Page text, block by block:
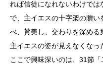
れば信徒になれないわけで
で、主イエスの十字架の贖
べ、賛美し、交わりを深める
主イエスの姿が見えなくなっ
ここで興味深いのは、31節